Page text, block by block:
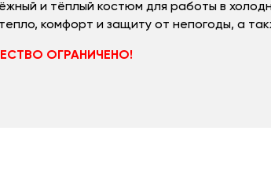
и тёплый костюм для работы в
комфорт и защиту от непогоды, а
ОГРАНИЧЕНО!